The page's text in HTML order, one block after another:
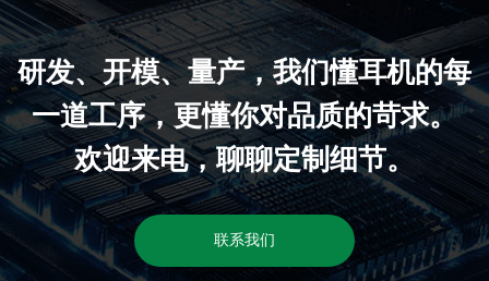
研发、开模、量产，我们懂耳机的每
一道工序，更懂你对品质的苛求。
欢迎来电，聊聊定制细节。
联系我们